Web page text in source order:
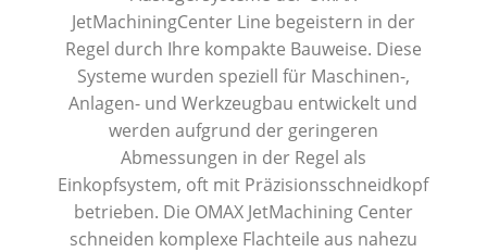
JetMachiningCenter Line begeistern in der
Regel durch Ihre kompakte Bauweise. Diese
Systeme wurden speziell für Maschinen-,
Anlagen- und Werkzeugbau entwickelt und
werden aufgrund der geringeren
Abmessungen in der Regel als
Einkopfsystem, oft mit Präzisionsschneidkopf
betrieben. Die OMAX JetMachining Center
schneiden komplexe Flachteile aus nahezu